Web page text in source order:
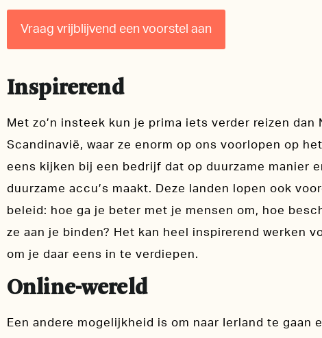
Vraag vrijblijvend een voorstel aan
Inspirerend
Met zo’n insteek kun je prima iets verder reizen
Scandinavië, waar ze enorm op ons voorlopen op
eens kijken bij een bedrijf dat op duurzame manier
duurzame accu’s maakt. Deze landen lopen ook
beleid: hoe ga je beter met je mensen om, hoe
ze aan je binden? Het kan heel inspirerend werken
om je daar eens in te verdiepen.
Online-wereld
Een andere mogelijkheid is om naar Ierland te gaan